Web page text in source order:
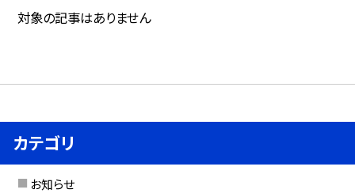
対象の記事はありません
カテゴリ
お知らせ